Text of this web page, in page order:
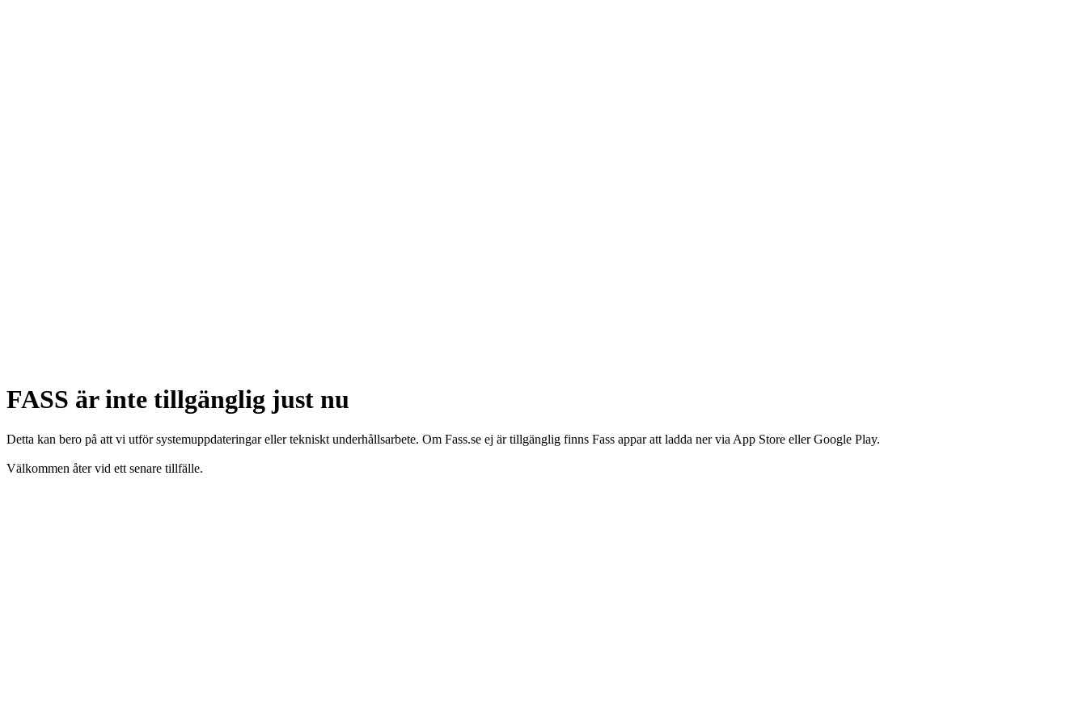
FASS är inte tillgänglig just nu
Detta kan bero på att vi utför systemuppdateringar eller tekniskt underhållsarbete. Om Fass.se ej är tillgänglig finns Fass appar att ladda ner via App Store eller Google Play.
Välkommen åter vid ett senare tillfälle.